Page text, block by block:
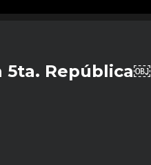
5ta. República￼